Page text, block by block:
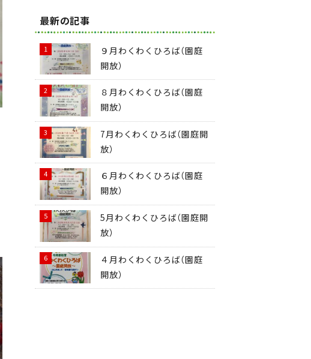
最新の記事
９月わくわくひろば（園庭
開放）
８月わくわくひろば（園庭
開放）
7月わくわくひろば（園庭開
放）
６月わくわくひろば（園庭
開放）
5月わくわくひろば（園庭開
放）
４月わくわくひろば（園庭
開放）